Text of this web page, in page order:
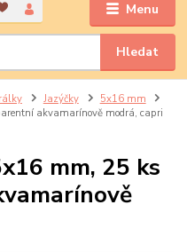
Menu
Hledat
Jazýčky
5x16 mm
akvamarínově modrá, capri
mm, 25 ks